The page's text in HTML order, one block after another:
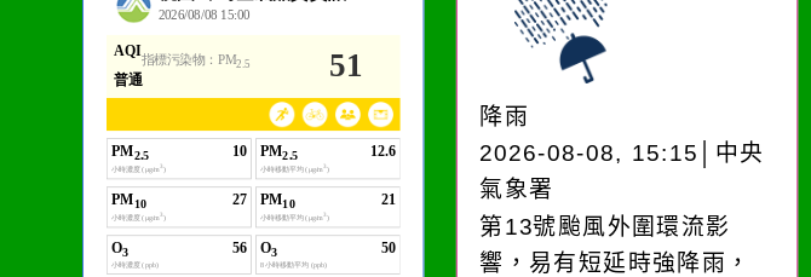
降雨
2026-08-08, 15:15│中央
氣象署
第13號颱風外圍環流影
響，易有短延時強降雨，